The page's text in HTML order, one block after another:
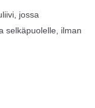
jossa
selkäpuolelle, ilman